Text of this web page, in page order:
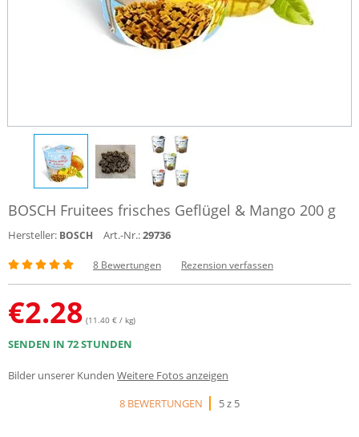
BOSCH Fruitees frisches Geflügel & Mango 200 g
Hersteller: BOSCH Art.-Nr.:29736
8 Bewertungen Rezension verfassen
€2.28 (11.40 € / kg)
SENDEN IN 72 STUNDEN
Bilder unserer Kunden Weitere Fotos anzeigen
8 BEWERTUNGEN
5 z 5